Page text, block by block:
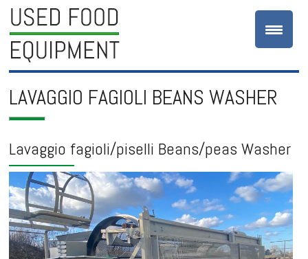
LAVAGGIO FAGIOLI BEANS WASHER
Lavaggio fagioli/piselli Beans/peas Washer